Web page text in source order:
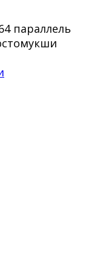
параллель